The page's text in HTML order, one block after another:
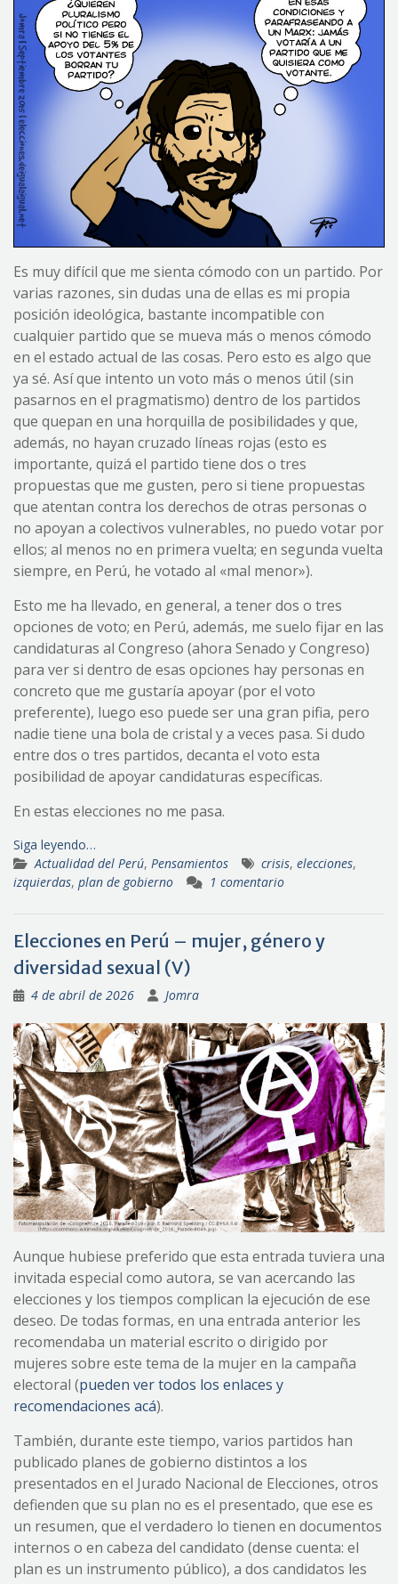
Es muy difícil que me sienta cómodo con un partido. Por
varias razones, sin dudas una de ellas es mi propia
posición ideológica, bastante incompatible con
cualquier partido que se mueva más o menos cómodo
en el estado actual de las cosas. Pero esto es algo que
ya sé. Así que intento un voto más o menos útil (sin
pasarnos en el pragmatismo) dentro de los partidos
que quepan en una horquilla de posibilidades y que,
además, no hayan cruzado líneas rojas (esto es
importante, quizá el partido tiene dos o tres
propuestas que me gusten, pero si tiene propuestas
que atentan contra los derechos de otras personas o
no apoyan a colectivos vulnerables, no puedo votar por
ellos; al menos no en primera vuelta; en segunda vuelta
siempre, en Perú, he votado al «mal menor»).
Esto me ha llevado, en general, a tener dos o tres
opciones de voto; en Perú, además, me suelo fijar en las
candidaturas al Congreso (ahora Senado y Congreso)
para ver si dentro de esas opciones hay personas en
concreto que me gustaría apoyar (por el voto
preferente), luego eso puede ser una gran pifia, pero
nadie tiene una bola de cristal y a veces pasa. Si dudo
entre dos o tres partidos, decanta el voto esta
posibilidad de apoyar candidaturas específicas.
En estas elecciones no me pasa.
Siga leyendo…
Actualidad del Perú, Pensamientos crisis, elecciones,
izquierdas, plan de gobierno 1 comentario
Elecciones en Perú – mujer, género y
diversidad sexual (V)
4 de abril de 2026 Jomra
Aunque hubiese preferido que esta entrada tuviera una
invitada especial como autora, se van acercando las
elecciones y los tiempos complican la ejecución de ese
deseo. De todas formas, en una entrada anterior les
recomendaba un material escrito o dirigido por
mujeres sobre este tema de la mujer en la campaña
electoral (pueden ver todos los enlaces y
recomendaciones acá).
También, durante este tiempo, varios partidos han
publicado planes de gobierno distintos a los
presentados en el Jurado Nacional de Elecciones, otros
defienden que su plan no es el presentado, que ese es
un resumen, que el verdadero lo tienen en documentos
internos o en cabeza del candidato (dense cuenta: el
plan es un instrumento público), a dos candidatos les